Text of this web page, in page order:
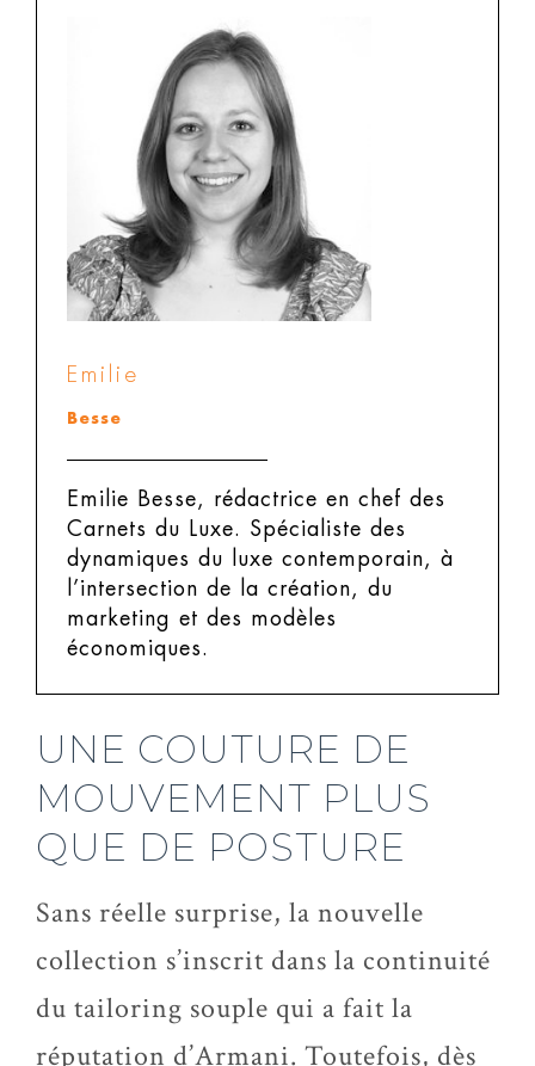
Emilie
Besse
Emilie Besse, rédactrice en chef des
Carnets du Luxe.
Spécialiste des
dynamiques du luxe contemporain, à
l’intersection de la création, du
marketing et des modèles
économiques.
UNE COUTURE DE
MOUVEMENT PLUS
QUE DE POSTURE
Sans réelle surprise, la nouvelle
collection s’inscrit dans la continuité
du tailoring souple qui a fait la
réputation d’Armani. Toutefois, dès